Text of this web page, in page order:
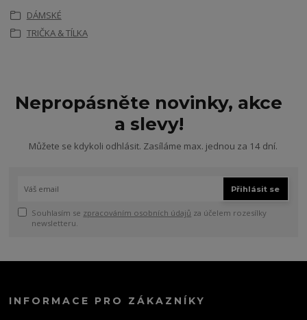
DÁMSKÉ
TRIČKA & TÍLKA
Nepropásněte novinky, akce
a slevy!
Můžete se kdykoli odhlásit. Zasíláme max. jednou za 14 dní.
Přihlásit se
Souhlasím se zpracováním osobních údajů za účelem rozesílky
newsletteru.
INFORMACE PRO ZÁKAZNÍKY